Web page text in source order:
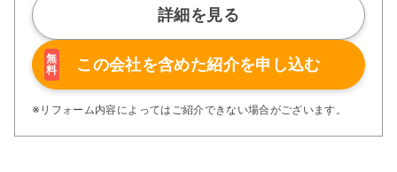
制」などが高い信頼を得ています。
また、大規模リフォームに習熟した施工管理者が現場を統
括する「専属棟梁制」、豊富な実績に裏付けられた充実の
施工マニュアルや検査体制により高い施工品質を実現。
さらに、住友不動産のリフォームならではの充実の保証、
アフターサービス体制で工事後も安心です。
ぜひ、あなたの大切なお住まいの再生を私たちにお任せく
詳細を見る
無
料
この会社を含めた紹介を申し込む
※リフォーム内容によってはご紹介できない場合がございます。